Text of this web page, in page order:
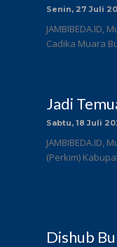
Senin, 27 Juli
Cadika Muara
Jadi
Sabtu, 18 Juli
(Perkim)
Dishub